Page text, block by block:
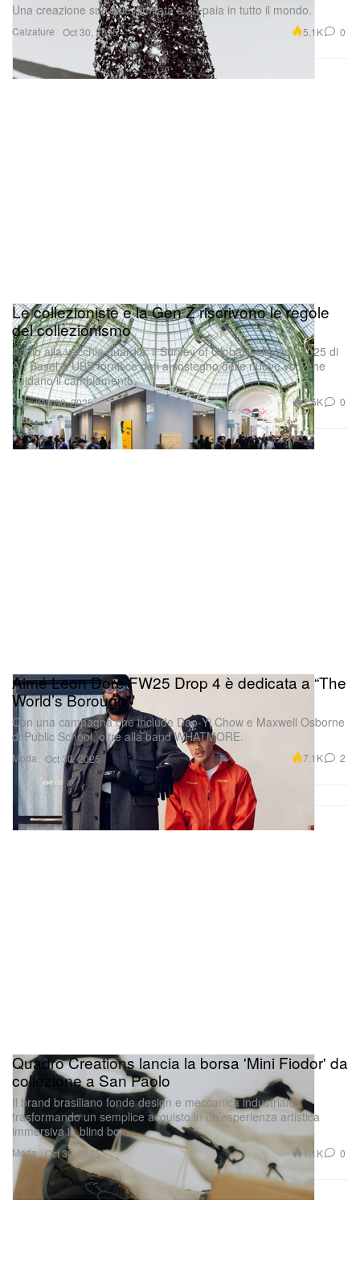
Calzature
Una creazione surreale, limitata a 25 paia in tutto il mondo.
Oct 30, 2025 5.1K 0
Arte
Le collezioniste e la Gen Z riscrivono le regole
del collezionismo
Addio alla vecchia guardia: il Survey of Global Collecting 2025 di
Art Basel & UBS fornisce dati a sostegno delle nuove voci che
guidano il cambiamento.
Oct 30, 2025 1.5K 0
Moda
Aimé Leon Dore FW25 Drop 4 è dedicata a “The
World’s Borough”
Con una campagna che include Dao‑Yi Chow e Maxwell Osborne
di Public School, oltre alla band WHATMORE.
Oct 30, 2025 7.1K 2
Moda
Quadro Creations lancia la borsa 'Mini Fiodor' da
collezione a San Paolo
Il brand brasiliano fonde design e meccanica industriale,
trasformando un semplice acquisto in un’esperienza artistica
immersiva in blind box.
Oct 30, 2025 1.1K 0